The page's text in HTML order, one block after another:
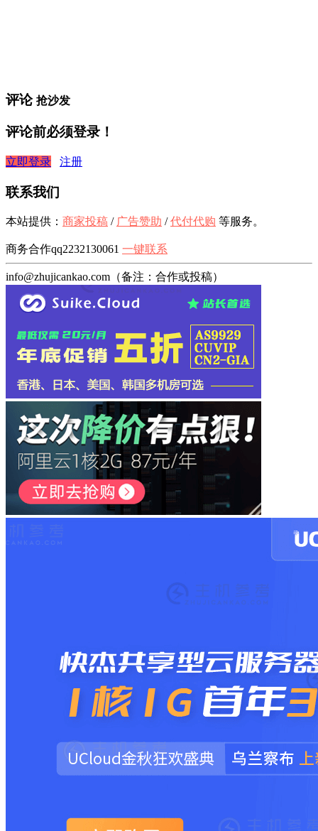
评论 抢沙发
评论前必须登录！
立即登录 注册
联系我们
本站提供： 商家投稿 / 广告赞助 /代付代购 等服务。
商务合作qq2232130061 一键联系
info@zhujicankao.com（备注：合作或投稿）